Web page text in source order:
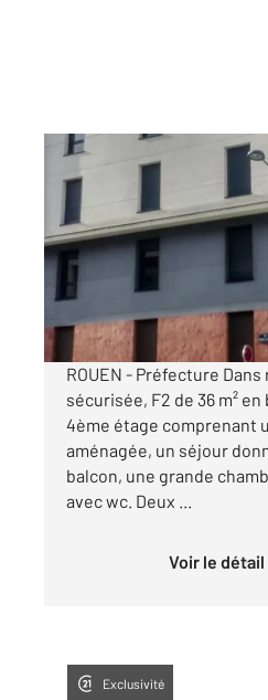
ROUEN 76
36 m
Ref : 34458
Appartement F2 à
598 €
par mois charges comprises
ROUEN - Préfecture
sécurisée, F2 de 36 m²
4ème étage comprenant
aménagée, un séjour
balcon, une grande
avec wc. Deux ...
Voir le
Exclusivité